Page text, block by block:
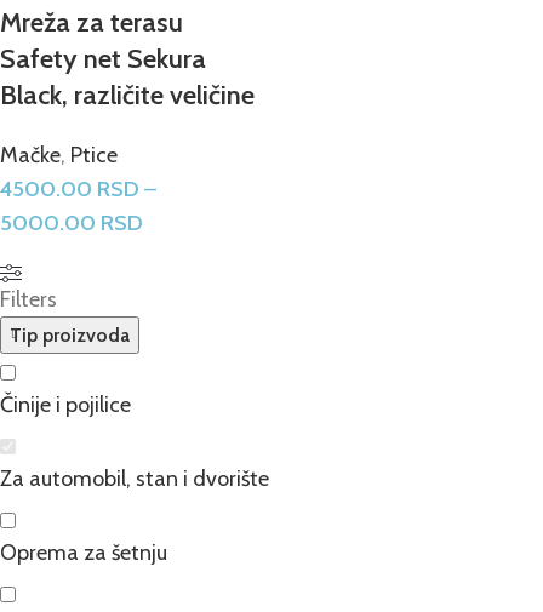
Mreža za terasu
Safety net Sekura
Black, različite veličine
Mačke, Ptice
4500.00 RSD –
5000.00 RSD
Filters
Tip proizvoda
Činije i pojilice
Za automobil, stan i dvorište
Oprema za šetnju